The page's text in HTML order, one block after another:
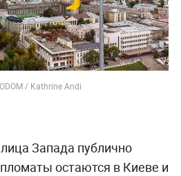
/ Kathrine Andi
Запада публично
остаются в Киеве и